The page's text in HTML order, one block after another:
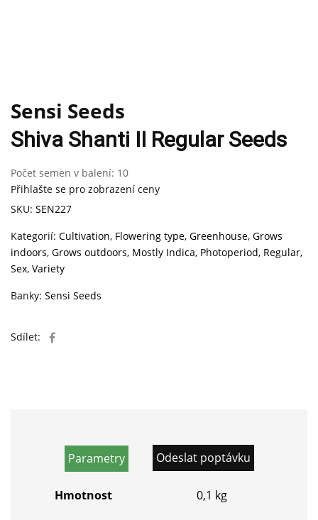
Sensi Seeds
Shiva Shanti II Regular Seeds
Počet semen v balení: 10
Přihlašte se pro zobrazení ceny
SKU: SEN227
Kategorií: Cultivation, Flowering type, Greenhouse, Grows
indoors, Grows outdoors, Mostly Indica, Photoperiod, Regular,
Sex, Variety
Banky: Sensi Seeds
Sdílet:
Parametry Odeslat poptávku
Hmotnost 0,1 kg